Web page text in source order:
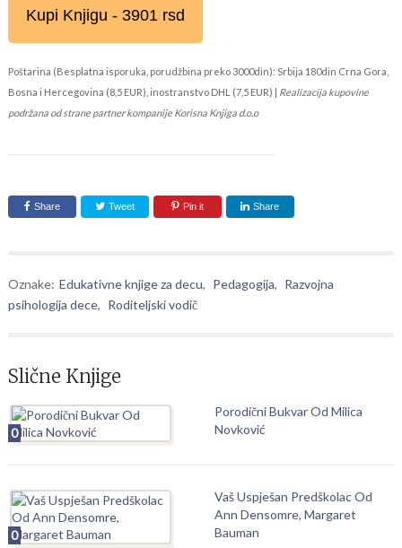
Kupi Knjigu - 3901 rsd
Poštarina (Besplatna isporuka, porudžbina preko 3000din): Srbija 180din Crna Gora,
Bosna i Hercegovina (8,5 EUR), inostranstvo DHL (7,5 EUR) | Realizacija kupovine
podržana od strane partner kompanije Korisna Knjiga d.o.o
Share Tweet Pin it Share
Oznake: Edukativne knjige za decu, Pedagogija, Razvojna
psihologija dece, Roditeljski vodič
Slične Knjige
0
Porodični Bukvar Od Milica
Novković
0
Vaš Uspješan Predškolac Od
Ann Densomre, Margaret
Bauman